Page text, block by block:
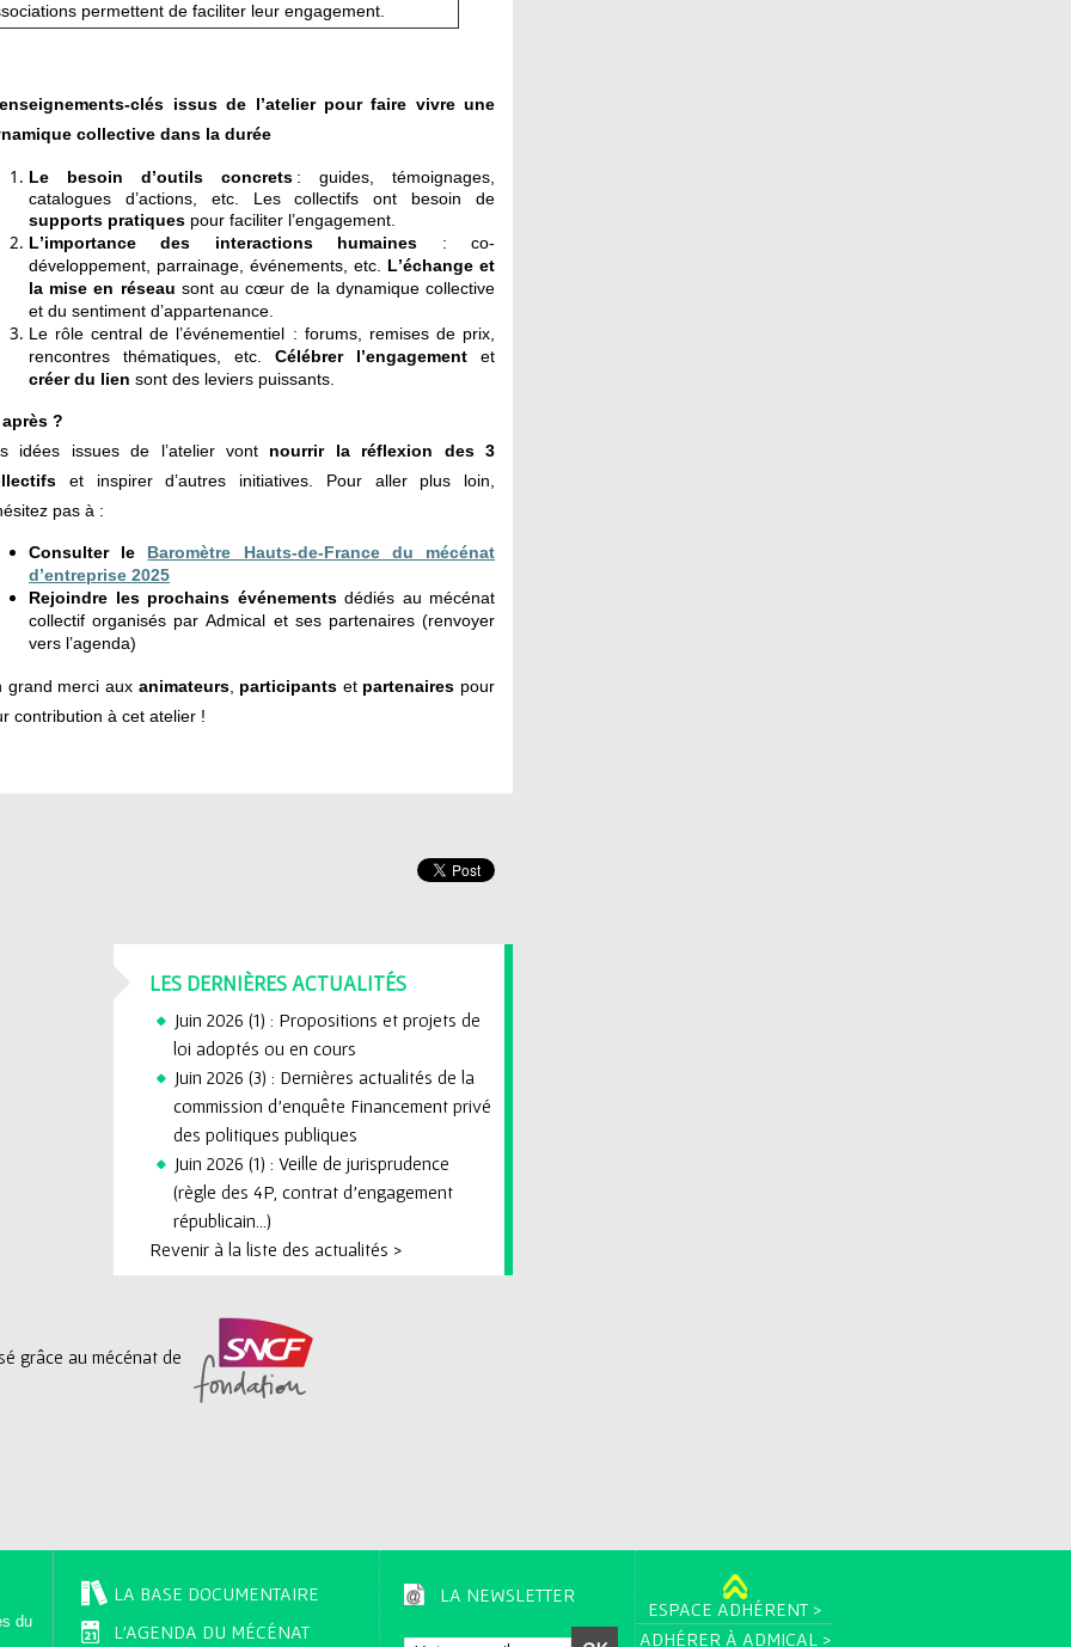
permettent de faciliter leur engagement.
-clés issusde l’atelierpour faire vivre une
collective dans la durée
Le besoin d’outils concrets : guides, témoignages,
catalogues d’actions, etc.
Les collectifs ont besoin de
supports pratiques pour faciliter l’engagement.
L’importance des interactions humaines : co-
développement, parrainage, événements , etc.
L’échange et
la mise en réseau sont au cœur de la dynamique collective
et du sentiment d’appartenance
Le rôle central de l’événementiel : forums, remises de prix,
rencontres thématiques , etc. Célébrer l’engagement et
créer du lien sont des leviers puissants.
après ?
idées issues de l’atelier vont nourrir la réflexion des 3
et inspirer d’autres initiatives. Pour aller plus loin,
pas à :
Consulter le Baromètre Hauts-de-France du mécénat
d’entreprise 2025
Rejoindre les prochains événements dédiés au mécénat
collectiforganisés par Admical et ses partenaires(renvoyer
vers l’agenda)
grand merci aux animateurs, participants et partenaires pour
contribution à cet atelier !
LES DERNIÈRES ACTUALITÉS
Juin 2026 (1) : Propositions et projets de
loi adoptés ou en cours
Juin 2026 (3) : Dernières actualités de la
commission d'enquête Financement privé
des politiques publiques
Juin 2026 (1) : Veille de jurisprudence
(règle des 4P, contrat d'engagement
républicain...)
Revenir à la liste des actualités >
grâce au mécénat de
du
LA BASE DOCUMENTAIRE
L'AGENDA DU MÉCÉNAT
LA NEWSLETTER
ESPACE ADHÉRENT >
ADHÉRER À ADMICAL >